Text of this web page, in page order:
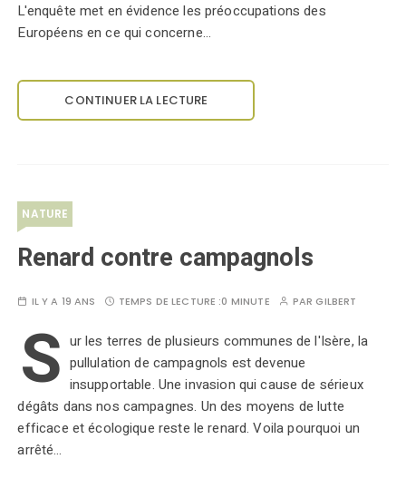
L'enquête met en évidence les préoccupations des
Européens en ce qui concerne…
CONTINUER LA LECTURE
NATURE
Renard contre campagnols
IL Y A 19 ANS TEMPS DE LECTURE :0 MINUTE PARGILBERT
S ur les terres de plusieurs communes de l'Isère, la
pullulation de campagnols est devenue
insupportable. Une invasion qui cause de sérieux
dégâts dans nos campagnes. Un des moyens de lutte
efficace et écologique reste le renard. Voila pourquoi un
arrêté…